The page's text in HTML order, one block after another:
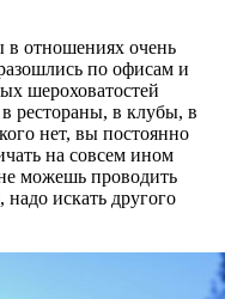
в отношениях очень
по офисам и
шероховатостей
рестораны, в клубы, в
нет, вы постоянно
на совсем ином
можешь проводить
надо искать другого